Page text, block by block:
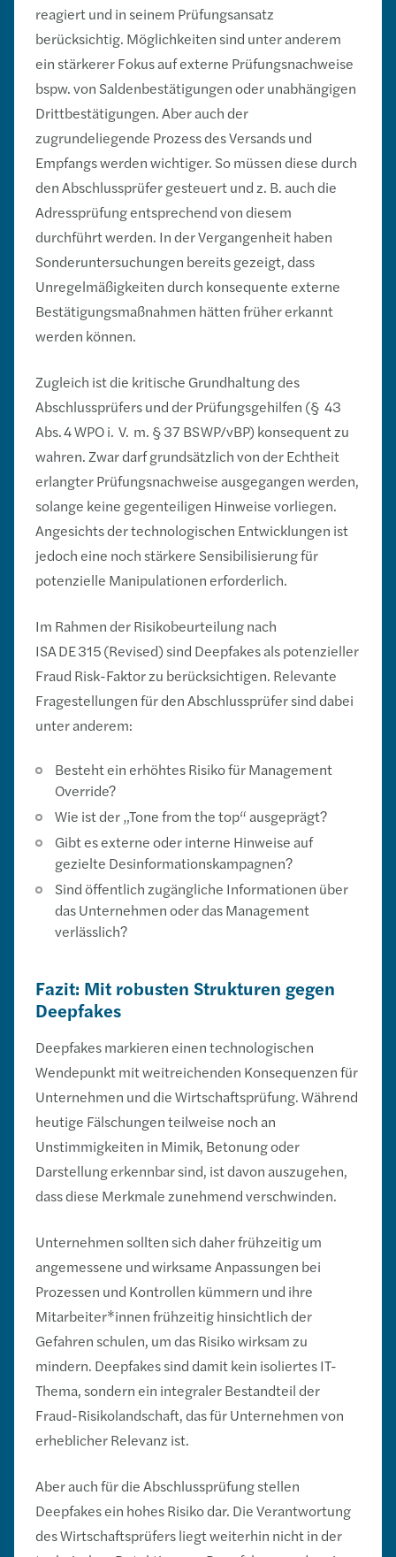
reagiert und in seinem Prüfungsansatz
berücksichtig. Möglichkeiten sind unter anderem
ein stärkerer Fokus auf externe Prüfungsnachweise
bspw. von Saldenbestätigungen oder unabhängigen
Drittbestätigungen. Aber auch der
zugrundeliegende Prozess des Versands und
Empfangs werden wichtiger. So müssen diese durch
den Abschlussprüfer gesteuert und z. B. auch die
Adressprüfung entsprechend von diesem
durchführt werden. In der Vergangenheit haben
Sonderuntersuchungen bereits gezeigt, dass
Unregelmäßigkeiten durch konsequente externe
Bestätigungsmaßnahmen hätten früher erkannt
werden können.
Zugleich ist die kritische Grundhaltung des
Abschlussprüfers und der Prüfungsgehilfen (§ 43
Abs. 4 WPO i. V. m. § 37 BS WP/vBP) konsequent zu
wahren. Zwar darf grundsätzlich von der Echtheit
erlangter Prüfungsnachweise ausgegangen werden,
solange keine gegenteiligen Hinweise vorliegen.
Angesichts der technologischen Entwicklungen ist
jedoch eine noch stärkere Sensibilisierung für
potenzielle Manipulationen erforderlich.
Im Rahmen der Risikobeurteilung nach
ISA DE 315 (Revised) sind Deepfakes als potenzieller
Fraud Risk-Faktor zu berücksichtigen. Relevante
Fragestellungen für den Abschlussprüfer sind dabei
unter anderem:
Besteht ein erhöhtes Risiko für Management
Override?
Wie ist der „Tone from the top“ ausgeprägt?
Gibt es externe oder interne Hinweise auf
gezielte Desinformationskampagnen?
Sind öffentlich zugängliche Informationen über
das Unternehmen oder das Management
verlässlich?
Fazit: Mit robusten Strukturen gegen
Deepfakes
Deepfakes markieren einen technologischen
Wendepunkt mit weitreichenden Konsequenzen für
Unternehmen und die Wirtschaftsprüfung. Während
heutige Fälschungen teilweise noch an
Unstimmigkeiten in Mimik, Betonung oder
Darstellung erkennbar sind, ist davon auszugehen,
dass diese Merkmale zunehmend verschwinden.
Unternehmen sollten sich daher frühzeitig um
angemessene und wirksame Anpassungen bei
Prozessen und Kontrollen kümmern und ihre
Mitarbeiter*innen frühzeitig hinsichtlich der
Gefahren schulen, um das Risiko wirksam zu
mindern. Deepfakes sind damit kein isoliertes IT-
Thema, sondern ein integraler Bestandteil der
Fraud-Risikolandschaft, das für Unternehmen von
erheblicher Relevanz ist.
Aber auch für die Abschlussprüfung stellen
Deepfakes ein hohes Risiko dar. Die Verantwortung
des Wirtschaftsprüfers liegt weiterhin nicht in der